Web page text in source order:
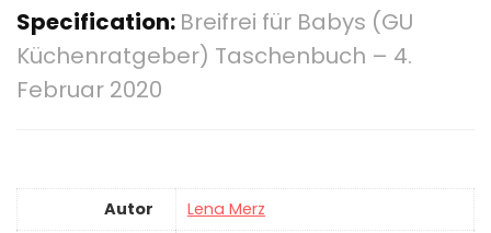
Specification: Breifrei für Babys (GU
Küchenratgeber) Taschenbuch – 4.
Februar 2020
Autor
Lena Merz